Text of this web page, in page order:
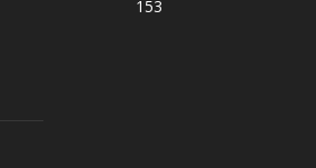
153